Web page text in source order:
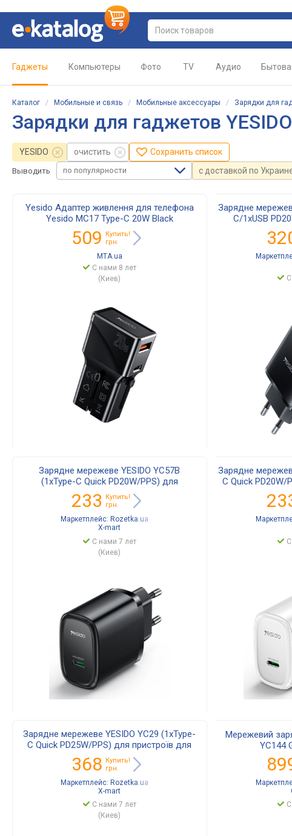
Гаджеты Компьютеры Фото TV Аудио
Каталог / Мобильные и связь / Мобильные аксессуары / Зарядки для
Зарядки для гаджетов YESIDO
YESIDO очистить Сохранить список
Выводить по популярности с доставкой по
Yesido Адаптер живлення для телефона
Yesido MC17 Type-C 20W Black
(UK/EU/US/AUS)
509
Купить!
грн.
MTA.ua
С нами 8 лет
(Киев)
Зарядне
C/1хUSB
цифровий
Зарядне мережеве YESIDO YC57B
(1хType-C Quick PD20W/PPS) для
пристроїв для швидкої зарядки
телефону/смартфону Чорний
233
Купить!
грн.
Маркетплейс: Rozetka.ua
X-mart
С нами 7 лет
(Киев)
Зарядне
C Quick PD20W/
швидкої
Зарядне мережеве YESIDO YC29 (1хType-
C Quick PD25W/PPS) для пристроїв для
швидкої зарядки телефону/смартфону
Чорний
368 Купить!
грн.
Маркетплейс:Rozetka.ua
X-mart
С нами 7 лет
(Киев)
Мережевий
YC144